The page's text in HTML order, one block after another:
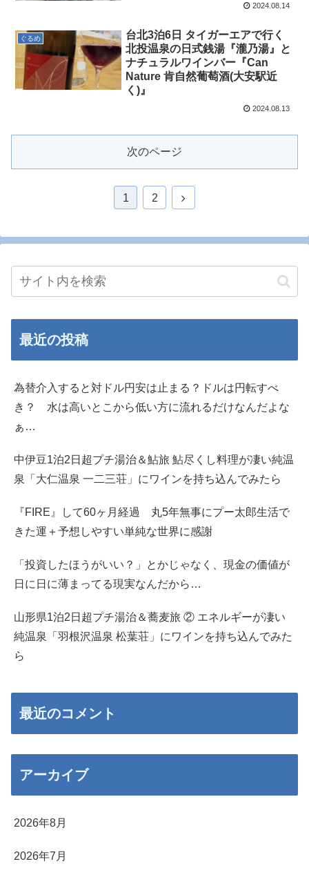
2024.08.14
ぐるめ
台北3泊6日 タイガーエアで行く
北投温泉の日式銭湯『瀧乃湯』と
ナチュラルワインバー『Can
Nature 肯自然葡萄酒(大安駅近
く)』
2024.08.13
次のページ
1 2
最近の投稿
為替介入すると対ドル円安は止まる？ドルは円転すべ
き？ 水は高いとこから低い方に流れるだけなんだよな
ぁ…
中伊豆1泊2日超プチ湯治＆鮎旅 鮎尽くし料理が凄い純温
泉「大仁温泉 一二三荘」にワインを持ち込んでみたら
『FIRE』して60ヶ月経過 丸5年無事にプー太郎生活で
きた運＋予想しやすい単純な世界に感謝
「投資したほうがいい？」とかじゃなく、現金の価値が
日に日に薄まってる現実なんだから…
山形県1泊2日超プチ湯治＆蕎麦旅 ② エネルギーが凄い
純温泉「羽根沢温泉 松葉荘」にワインを持ち込んでみた
ら
最近のコメント
アーカイブ
2026年8月
2026年7月